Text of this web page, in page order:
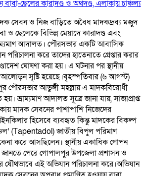
ছেলের কারাদণ্ড ও অর্থদণ্ড, এলাকায় চাঞ্চল্য
সেবন ও নিজ বাড়িতে অবৈধ মাদকদ্রব্য মজুদ
ও ছেলেকে বিভিন্ন মেয়াদে কারাদণ্ড এবং
আদালত। পৌরসভার একটি আবাসিক
করে তাদের হাতেনাতে গ্রেপ্তার করার
ঘোষণা করা হয়। এ ঘটনার পর স্থানীয়
আলোড়ন সৃষ্টি হয়েছে।বৃহস্পতিবার (৬ আগস্ট)
পৌরসভার আভুঙ্গী মহল্লায় এ মাদকবিরোধী
ভ্রাম্যমাণ আদালত সূত্রে জানা যায়, সাজাপ্রাপ্ত
মাদক সেবনের পাশাপাশি নিজেদের
হিসেবে ব্যবহৃত কিন্তু মাদকের বিকল্প
(Tapentadol) জাতীয় বিপুল পরিমাণ
করে আসছিলেন। স্থানীয় একাধিক গোপন
জানতে পেরে গোপালপুর উপজেলা প্রশাসন ও
যৌথভাবে এই অভিযান পরিচালনা করে।অভিযান